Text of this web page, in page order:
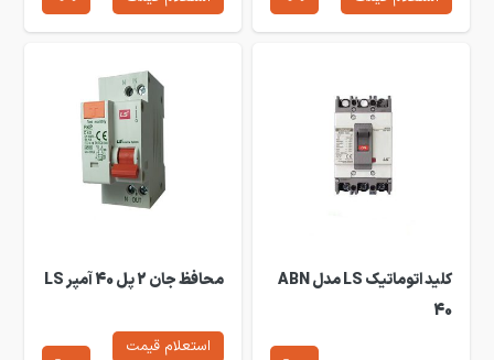
کلید اتوماتیک LS مدل ABN
40
محافظ جان 2 پل 40 آمپر LS
استعلام قیمت